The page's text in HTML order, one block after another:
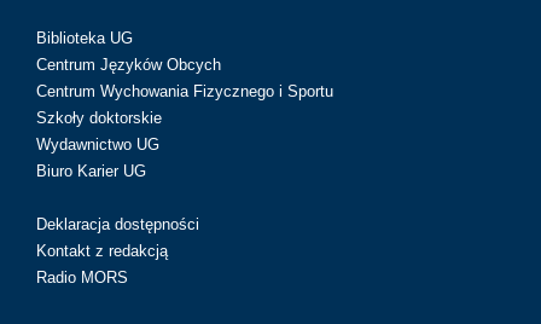
Biblioteka UG
Centrum Języków Obcych
Centrum Wychowania Fizycznego i Sportu
Szkoły doktorskie
Wydawnictwo UG
Biuro Karier UG
Deklaracja dostępności
Kontakt z redakcją
Radio MORS